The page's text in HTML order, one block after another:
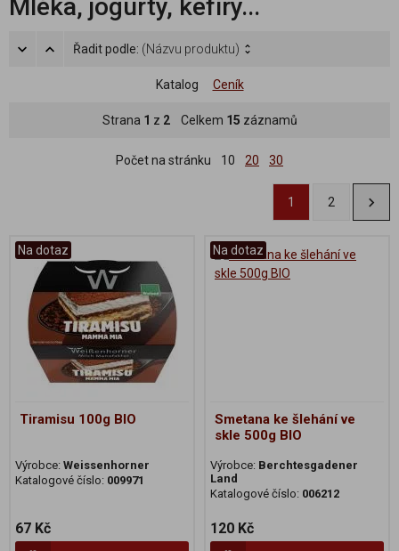
Mléka, jogurty, kefíry...
Řadit podle: (Názvu produktu)
Katalog Ceník
Strana 1 z 2Celkem 15 záznamů
Počet na stránku 10 20 30
1 2
Na dotaz
Tiramisu 100g BIO
Výrobce: Weissenhorner
Katalogové číslo: 009971
67 Kč
Na dotaz
Smetana ke šlehání ve
skle 500g BIO
Výrobce: Berchtesgadener
Land
Katalogové číslo: 006212
120 Kč